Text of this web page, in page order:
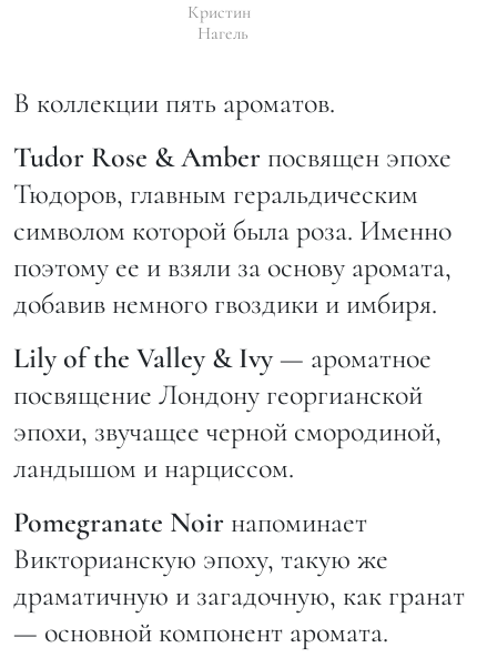
Кристин
Нагель
В коллекции пять ароматов.
Tudor Rose &Amber посвящен эпохе
Тюдоров, главным геральдическим
символом которой была роза. Именно
поэтому ее и взяли за основу аромата,
добавив немного гвоздики и имбиря.
Lily of the Valley & Ivy— ароматное
посвящение Лондону георгианской
эпохи, звучащее черной смородиной,
ландышом и нарциссом.
Pomegranate Noir напоминает
Викторианскую эпоху, такую же
драматичную и загадочную, как гранат
— основной компонент аромата.